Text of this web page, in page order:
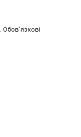
Обов’язкові